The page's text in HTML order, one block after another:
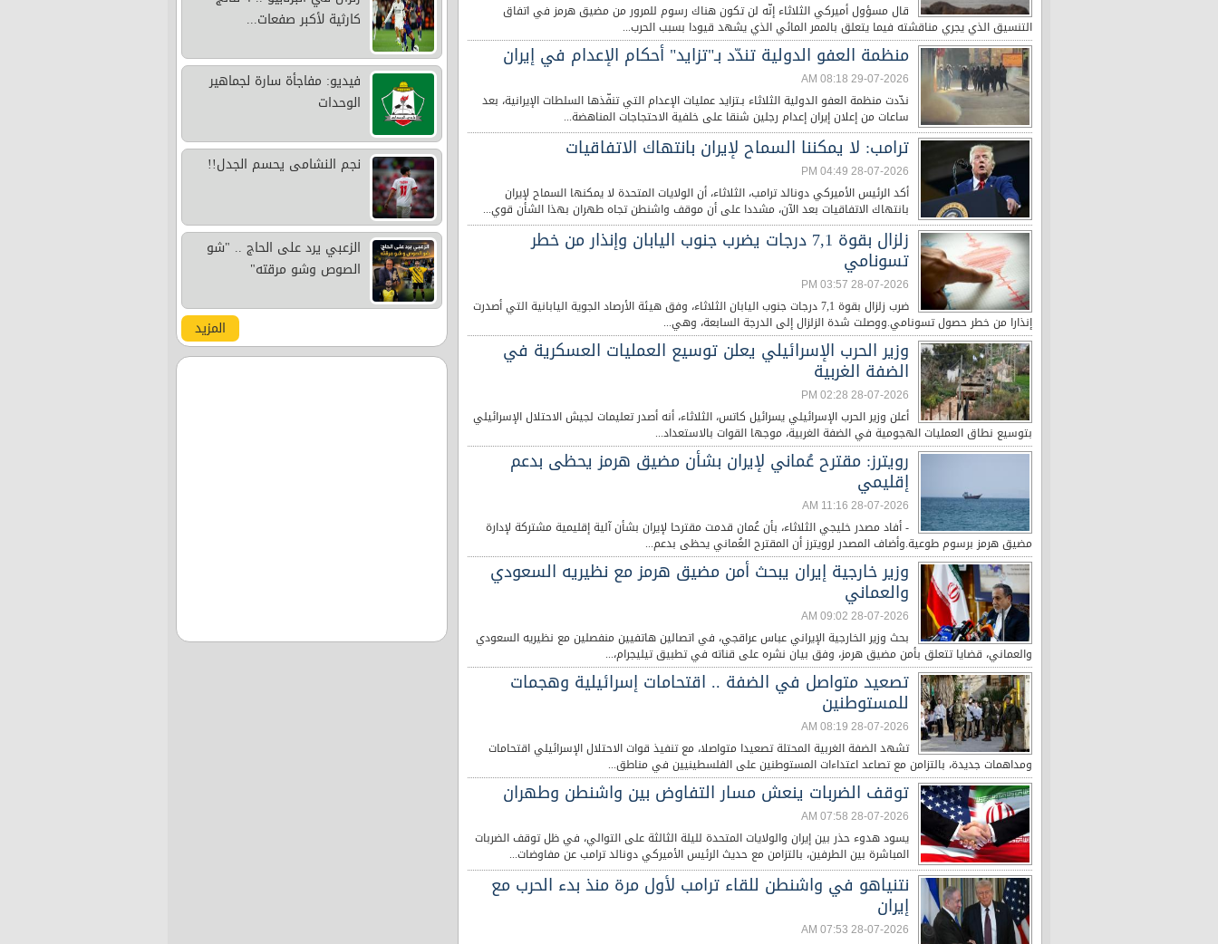
قال مسؤول أميركي الثلاثاء إنّه لن تكون هناك رسوم للمرور من مضيق هرمز في اتفاق
التنسيق الذي يجري مناقشته فيما يتعلق بالممر المائي الذي يشهد قيودا بسبب الحرب...
منظمة العفو الدولية تندّد بـ"تزايد" أحكام الإعدام في إيران
29-07-2026 08:18 AM
ندّدت منظمة العفو الدولية الثلاثاء بـتزايد عمليات الإعدام التي تنفّذها السلطات الإيرانية، بعد
ساعات من إعلان إيران إعدام رجلين شنقا على خلفية الاحتجاجات المناهضة...
ترامب: لا يمكننا السماح لإيران بانتهاك الاتفاقيات
28-07-2026 04:49 PM
أكد الرئيس الأميركي دونالد ترامب، الثلاثاء، أن الولايات المتحدة لا يمكنها السماح لإيران
بانتهاك الاتفاقيات بعد الآن، مشددا على أن موقف واشنطن تجاه طهران بهذا الشأن قوي...
زلزال بقوة 7,1 درجات يضرب جنوب اليابان وإنذار من خطر
تسونامي
28-07-2026 03:57 PM
ضرب زلزال بقوة 7,1 درجات جنوب اليابان الثلاثاء، وفق هيئة الأرصاد الجوية اليابانية التي أصدرت
إنذارا من خطر حصول تسونامي.ووصلت شدة الزلزال إلى الدرجة السابعة، وهي...
وزير الحرب الإسرائيلي يعلن توسيع العمليات العسكرية في
الضفة الغربية
28-07-2026 02:28 PM
أعلن وزير الحرب الإسرائيلي يسرائيل كاتس، الثلاثاء، أنه أصدر تعليمات لجيش الاحتلال الإسرائيلي
بتوسيع نطاق العمليات الهجومية في الضفة الغربية، موجها القوات بالاستعداد...
رويترز: مقترح عُماني لإيران بشأن مضيق هرمز يحظى بدعم
إقليمي
28-07-2026 11:16 AM
- أفاد مصدر خليجي الثلاثاء، بأن عُمان قدمت مقترحا لإيران بشأن آلية إقليمية مشتركة لإدارة
مضيق هرمز برسوم طوعية.وأضاف المصدر لرويترز أن المقترح العُماني يحظى بدعم...
وزير خارجية إيران يبحث أمن مضيق هرمز مع نظيريه السعودي
والعماني
28-07-2026 09:02 AM
بحث وزير الخارجية الإيراني عباس عراقجي، في اتصالين هاتفيين منفصلين مع نظيريه السعودي
والعماني، قضايا تتعلق بأمن مضيق هرمز، وفق بيان نشره على قناته في تطبيق تيليجرام،...
تصعيد متواصل في الضفة .. اقتحامات إسرائيلية وهجمات
للمستوطنين
28-07-2026 08:19 AM
تشهد الضفة الغربية المحتلة تصعيدا متواصلا، مع تنفيذ قوات الاحتلال الإسرائيلي اقتحامات
ومداهمات جديدة، بالتزامن مع تصاعد اعتداءات المستوطنين على الفلسطينيين في مناطق...
توقف الضربات ينعش مسار التفاوض بين واشنطن وطهران
28-07-2026 07:58 AM
يسود هدوء حذر بين إيران والولايات المتحدة لليلة الثالثة على التوالي، في ظل توقف الضربات
المباشرة بين الطرفين، بالتزامن مع حديث الرئيس الأميركي دونالد ترامب عن مفاوضات...
نتنياهو في واشنطن للقاء ترامب لأول مرة منذ بدء الحرب مع
إيران
28-07-2026 07:53 AM
كارثية لأكبر صفعات...
فيديو: مفاجأة سارة لجماهير
الوحدات
نجم النشامى يحسم الجدل!!
الزعبي يرد على الحاج .. "شو
الصوص وشو مرقته"
المزيد